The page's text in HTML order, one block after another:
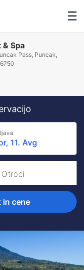
Spa
Pass, Puncak,
11. Avg
Otroci
in cene